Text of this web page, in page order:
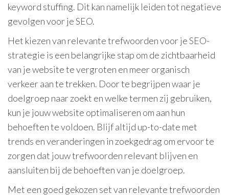
keyword stuffing. Dit kan namelijk leiden tot negatieve
gevolgen voor je SEO.
Het kiezen van relevante trefwoorden voor je SEO-
strategie is een belangrijke stap om de zichtbaarheid
van je website te vergroten en meer organisch
verkeer aan te trekken. Door te begrijpen waar je
doelgroep naar zoekt en welke termen zij gebruiken,
kun je jouw website optimaliseren om aan hun
behoeften te voldoen. Blijf altijd up-to-date met
trends en veranderingen in zoekgedrag om ervoor te
zorgen dat jouw trefwoorden relevant blijven en
aansluiten bij de behoeften van je doelgroep.
Met een goed gekozen set van relevante trefwoorden